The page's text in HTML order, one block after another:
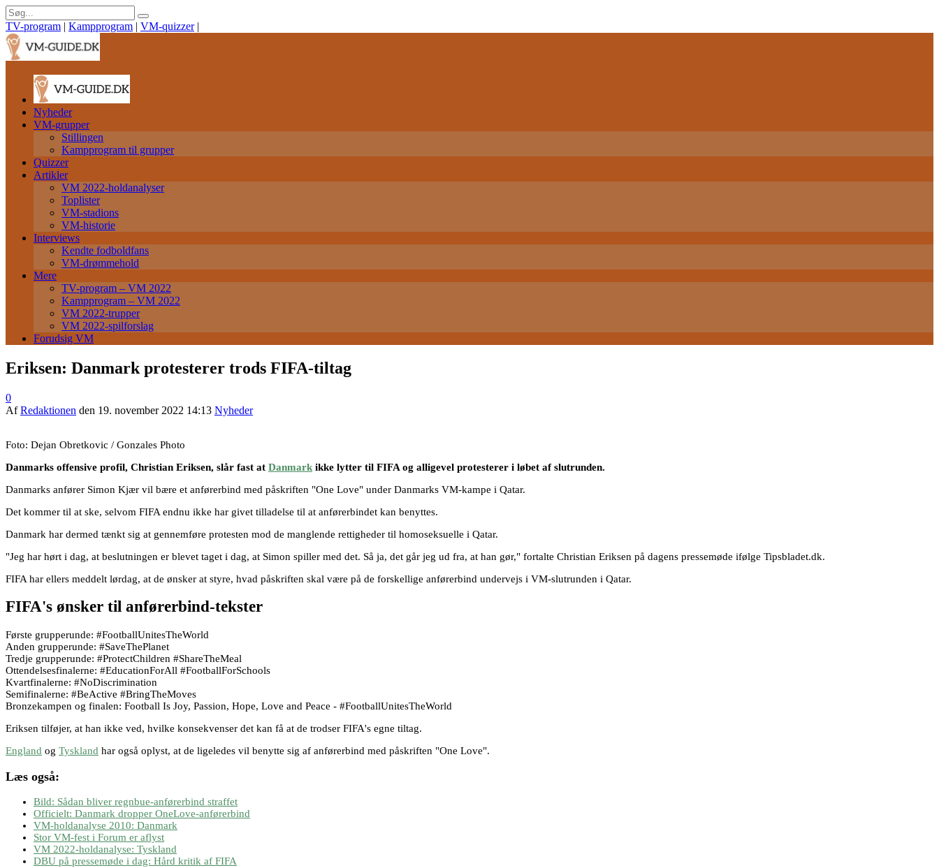
TV-program | Kampprogram | VM-quizzer |
Nyheder
VM-grupper
Stillingen
Kampprogram til grupper
Quizzer
Artikler
VM 2022-holdanalyser
Toplister
VM-stadions
VM-historie
Interviews
Kendte fodboldfans
VM-drømmehold
Mere
TV-program – VM 2022
Kampprogram – VM 2022
VM 2022-trupper
VM 2022-spilforslag
Forudsig VM
Eriksen: Danmark protesterer trods FIFA-tiltag
0
AfRedaktionen den 19. november 2022 14:13 Nyheder
Foto: Dejan Obretkovic / Gonzales Photo
Danmarks offensive profil, Christian Eriksen, slår fast at Danmark ikke lytter til FIFA og alligevel protesterer i løbet af slutrunden.
Danmarks anfører Simon Kjær vil bære et anførerbind med påskriften "One Love" under Danmarks VM-kampe i Qatar.
Det kommer til at ske, selvom FIFA endnu ikke har givet tilladelse til at anførerbindet kan benyttes.
Danmark har dermed tænkt sig at gennemføre protesten mod de manglende rettigheder til homoseksuelle i Qatar.
"Jeg har hørt i dag, at beslutningen er blevet taget i dag, at Simon spiller med det. Så ja, det går jeg ud fra, at han gør," fortalte Christian Eriksen på dagens pressemøde ifølge Tipsbladet.dk.
FIFA har ellers meddelt lørdag, at de ønsker at styre, hvad påskriften skal være på de forskellige anførerbind undervejs i VM-slutrunden i Qatar.
FIFA's ønsker til anførerbind-tekster
Første grupperunde: #FootballUnitesTheWorld
Anden grupperunde: #SaveThePlanet
Tredje grupperunde: #ProtectChildren #ShareTheMeal
Ottendelsesfinalerne: #EducationForAll #FootballForSchools
Kvartfinalerne: #NoDiscrimination
Semifinalerne: #BeActive #BringTheMoves
Bronzekampen og finalen: Football Is Joy, Passion, Hope, Love and Peace - #FootballUnitesTheWorld
Eriksen tilføjer, at han ikke ved, hvilke konsekvenser det kan få at de trodser FIFA's egne tiltag.
England og Tyskland har også oplyst, at de ligeledes vil benytte sig af anførerbind med påskriften "One Love".
Læs også:
Bild: Sådan bliver regnbue-anførerbind straffet
Officielt: Danmark dropper OneLove-anførerbind
VM-holdanalyse 2010: Danmark
Stor VM-fest i Forum er aflyst
VM 2022-holdanalyse: Tyskland
DBU på pressemøde i dag: Hård kritik af FIFA